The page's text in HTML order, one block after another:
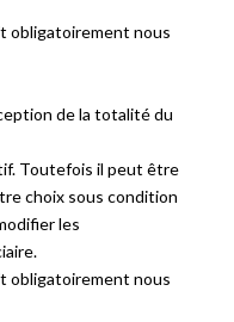
obligatoirement nous
de la totalité du
Toutefois il peut être
choix sous condition
les
obligatoirement nous